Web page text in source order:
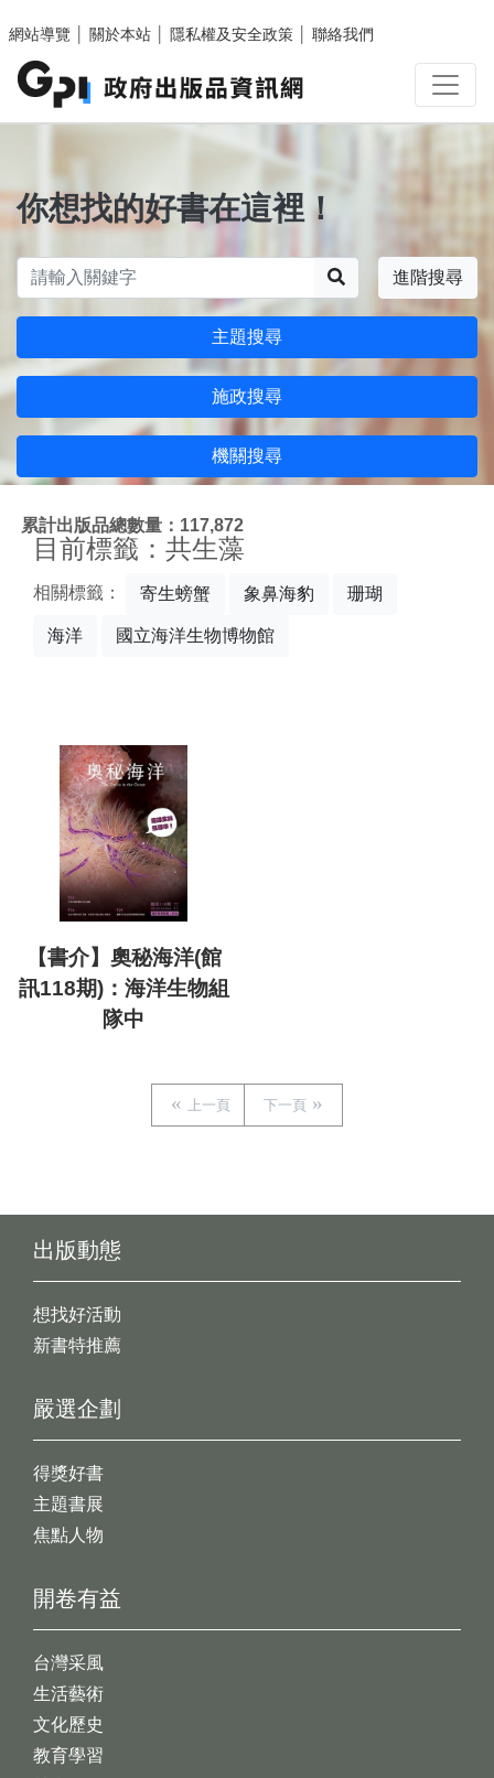
網站導覽
關於本站 隱私權及安全政策 聯絡我們
你想找的好書在這裡！
進階搜尋
主題搜尋
施政搜尋
機關搜尋
累計出版品總數量：117,872
目前標籤：共生藻
相關標籤： 寄生螃蟹 象鼻海豹 珊瑚
海洋 國立海洋生物博物館
【書介】奧秘海洋(館
訊118期)：海洋生物組
隊中
上一頁 下一頁
出版動態
想找好活動
新書特推薦
開卷有益
台灣采風
生活藝術
文化歷史
教育學習
嚴選企劃
得獎好書
主題書展
焦點人物